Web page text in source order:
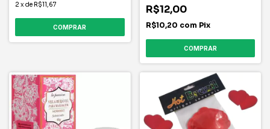
2 xde R$11,67 R$12,00
R$10,20 com Pix